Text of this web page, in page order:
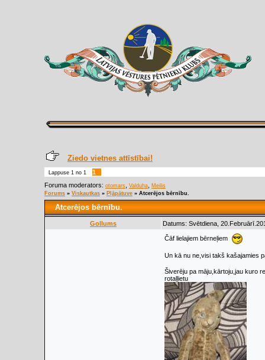
Ziedo vietnes attīstībai!
Lappuse 1 no 1
1
Foruma moderators: otomars Valduha
Meilis
Forums » Viskautkas » Pļāpātuve » Atcerējos bērnību.
Atcerējos bērnību.
Gollums Datums: Svētdiena,
Čāf lielajiem bērneļiem
Un kā nu ne,visi takš kašajamies
Šiverēju pa māju,kārtoju,jau kuro
rotaļļietu